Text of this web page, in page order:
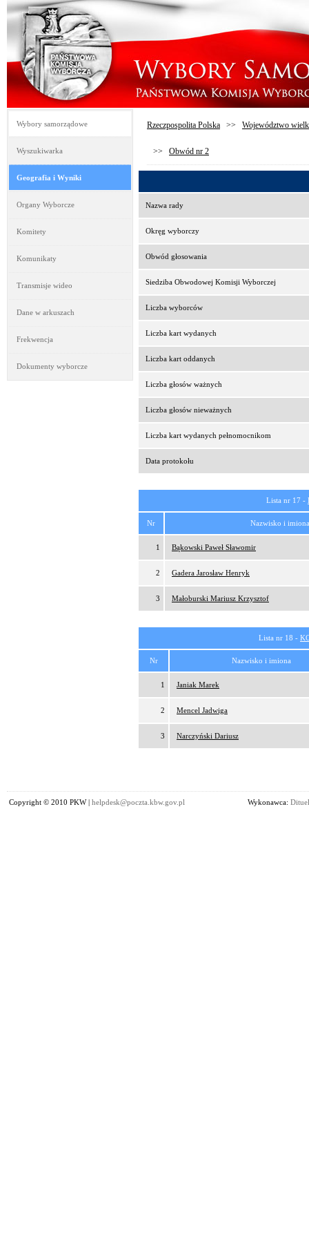
Wybory samorządowe
Wyszukiwarka
Geografia i Wyniki
Organy Wyborcze
Komitety
Komunikaty
Transmisje wideo
Dane w arkuszach
Frekwencja
Dokumenty wyborcze
Rzeczpospolita Polska >> Województwo
>> Obwód nr 2
Nazwa rady
Okręg wyborczy
Obwód głosowania
Siedziba Obwodowej Komisji Wyborczej
Liczba wyborców
Liczba kart wydanych
Liczba kart oddanych
Liczba głosów ważnych
Liczba głosów nieważnych
Liczba kart wydanych pełnomocnikom
Data protokołu
Lista nr 17 -
Nr Nazwisko i imiona
1 Bąkowski Paweł Sławomir
2 Gadera Jarosław Henryk
3 Małoburski Mariusz Krzysztof
Lista nr 18 -
Nr Nazwisko i imiona
1 Janiak Marek
2 Mencel Jadwiga
3 Narczyński Dariusz
Copyright © 2010 PKW | helpdesk@poczta.kbw.gov.pl Wykonawca: